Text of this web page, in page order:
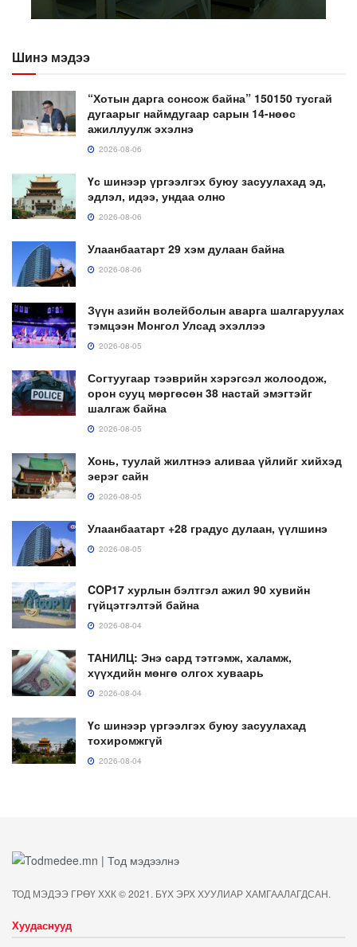
Шинэ мэдээ
“Хотын дарга сонсож байна” 150150 тусгай
дугаарыг наймдугаар сарын 14-нөөс
ажиллуулж эхэлнэ
2026-08-06
Үс шинээр үргээлгэх буюу засуулахад эд,
эдлэл, идээ, ундаа олно
2026-08-06
Улаанбаатарт 29 хэм дулаан байна
2026-08-06
Зүүн азийн волейболын аварга шалгаруулах
тэмцээн Монгол Улсад эхэллээ
2026-08-05
Согтуугаар тээврийн хэрэгсэл жолоодож,
орон сууц мөргөсөн 38 настай эмэгтэйг
шалгаж байна
2026-08-05
Хонь, туулай жилтнээ аливаа үйлийг хийхэд
эерэг сайн
2026-08-05
Улаанбаатарт +28 градус дулаан, үүлшинэ
2026-08-05
COP17 хурлын бэлтгэл ажил 90 хувийн
гүйцэтгэлтэй байна
2026-08-04
ТАНИЛЦ: Энэ сард тэтгэмж, халамж,
хүүхдийн мөнгө олгох хуваарь
2026-08-04
Үс шинээр үргээлгэх буюу засуулахад
тохиромжгүй
2026-08-04
ТОД МЭДЭЭ ГРӨҮ ХХК © 2021. БҮХ ЭРХ ХУУЛИАР ХАМГААЛАГДСАН.
Хуудаснууд